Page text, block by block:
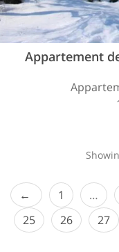
Appartement
1 …
25
26 27